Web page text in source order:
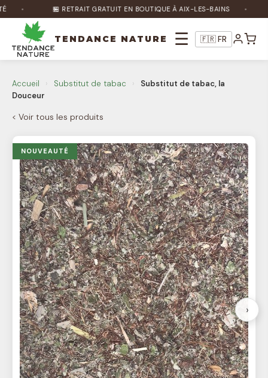
🏪 RETRAIT GRATUIT EN BOUTIQUE À AIX-LES-BAINS
TENDANCE NATURE ☰ 🇫🇷 FR
Accueil › Substitut de tabac ›
Substitut de tabac, la
Douceur
< Voir tous les produits
NOUVEAUTÉ
›
🌿 Nature Bot
Bonjour ! Je suis Nature Bot 🌿 Comment